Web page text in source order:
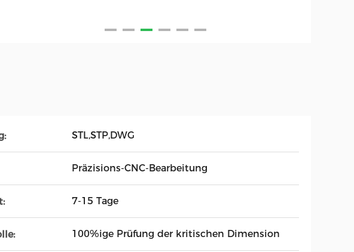
STL,STP,DWG
Präzisions-CNC-Bearbeitung
7-15 Tage
100%ige Prüfung der kritischen Dimension